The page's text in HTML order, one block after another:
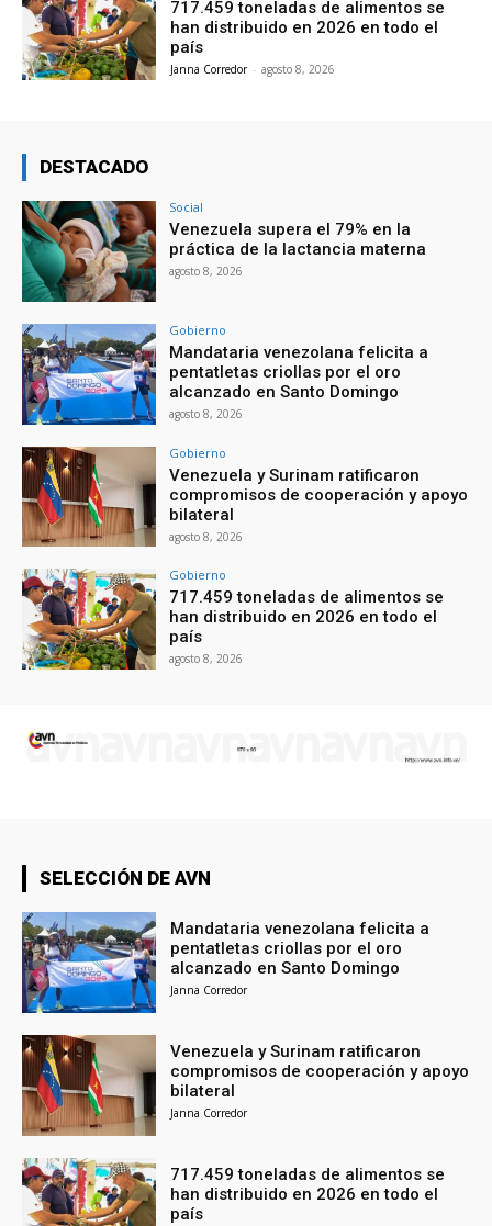
717.459 toneladas de alimentos se
han distribuido en 2026 en todo el
país
Janna Corredor - agosto 8, 2026
DESTACADO
Social
Venezuela supera el 79% en la
práctica de la lactancia materna
agosto 8, 2026
Gobierno
Mandataria venezolana felicita a
pentatletas criollas por el oro
alcanzado en Santo Domingo
agosto 8, 2026
Gobierno
Venezuela y Surinam ratificaron
compromisos de cooperación y apoyo
bilateral
agosto 8, 2026
Gobierno
717.459 toneladas de alimentos se
han distribuido en 2026 en todo el
país
agosto 8, 2026
SELECCIÓN DE AVN
Mandataria venezolana felicita a
pentatletas criollas por el oro
alcanzado en Santo Domingo
Janna Corredor
Venezuela y Surinam ratificaron
compromisos de cooperación y apoyo
bilateral
Janna Corredor
717.459 toneladas de alimentos se
han distribuido en 2026 en todo el
país